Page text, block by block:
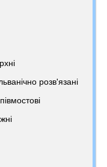
розв'язані